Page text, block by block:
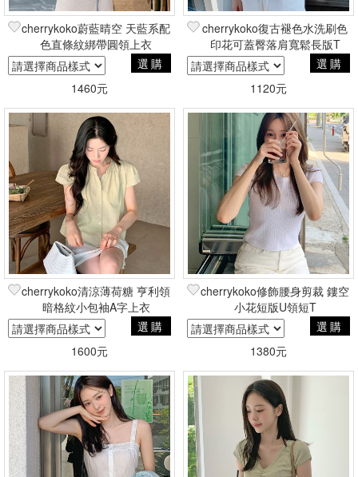
cherrykoko蔚藍晴空 天藍系配
色直條紋綁帶圓領上衣
選購
1460元
cherrykoko復古褪色水洗刷色
印花可蓋臀落肩寬鬆長版T
選購
1120元
cherrykoko清涼薄荷糖 亨利領
暗格紋小包袖A字上衣
選購
1600元
cherrykoko修飾腰身剪裁 鏤空
小花短版U領短T
選購
1380元